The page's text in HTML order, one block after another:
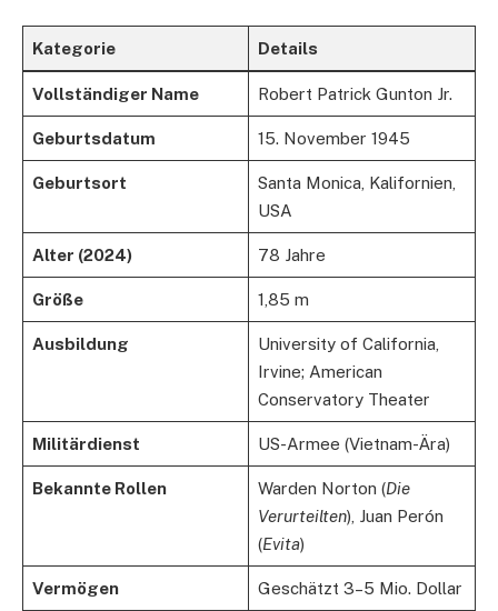
Kategorie Details
Vollständiger Name Robert Patrick Gunton Jr.
Geburtsdatum 15. November 1945
Geburtsort
Santa Monica, Kalifornien,
USA
Alter (2024) 78 Jahre
Größe 1,85 m
Ausbildung
University of California,
Irvine; American
Conservatory Theater
Militärdienst US-Armee (Vietnam-Ära)
Bekannte Rollen Warden Norton (Die
Verurteilten), Juan Perón
(Evita)
Vermögen Geschätzt 3–5 Mio. Dollar